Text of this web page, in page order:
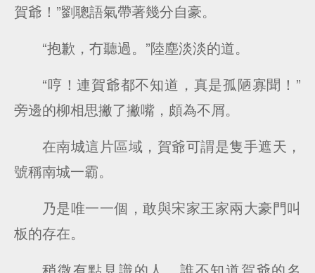
賀爺！”劉聰語氣帶著幾分自豪。
“抱歉，冇聽過。”陸塵淡淡的道。
“哼！連賀爺都不知道，真是孤陋寡聞！”
旁邊的柳相思撇了撇嘴，頗為不屑。
在南城這片區域，賀爺可謂是隻手遮天，
號稱南城一霸。
乃是唯一一個，敢與宋家王家兩大豪門叫
板的存在。